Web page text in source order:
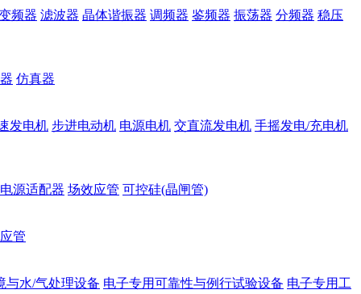
频器 滤波器 晶体谐振器 调频器 鉴频器 振荡器 分频器 稳压
仿真器
发电机 步进电动机 电源电机 交直流发电机 手摇发电/充电机
电源适配器 场效应管 可控硅(晶闸管)
管
与水/气处理设备 电子专用可靠性与例行试验设备 电子专用工